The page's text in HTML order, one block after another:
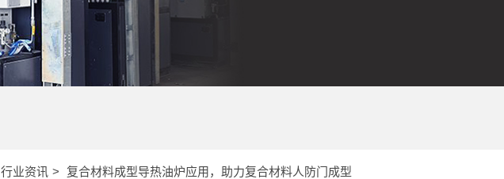
行业资讯 复合材料成型导热油炉应用，助力复合材料人防门成型